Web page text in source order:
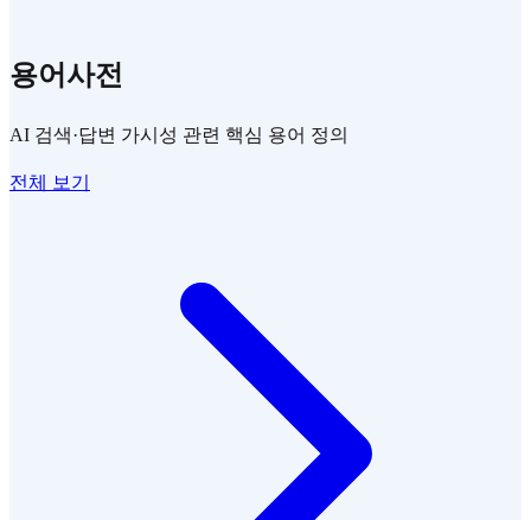
용어사전
AI 검색·답변 가시성 관련 핵심 용어 정의
전체 보기